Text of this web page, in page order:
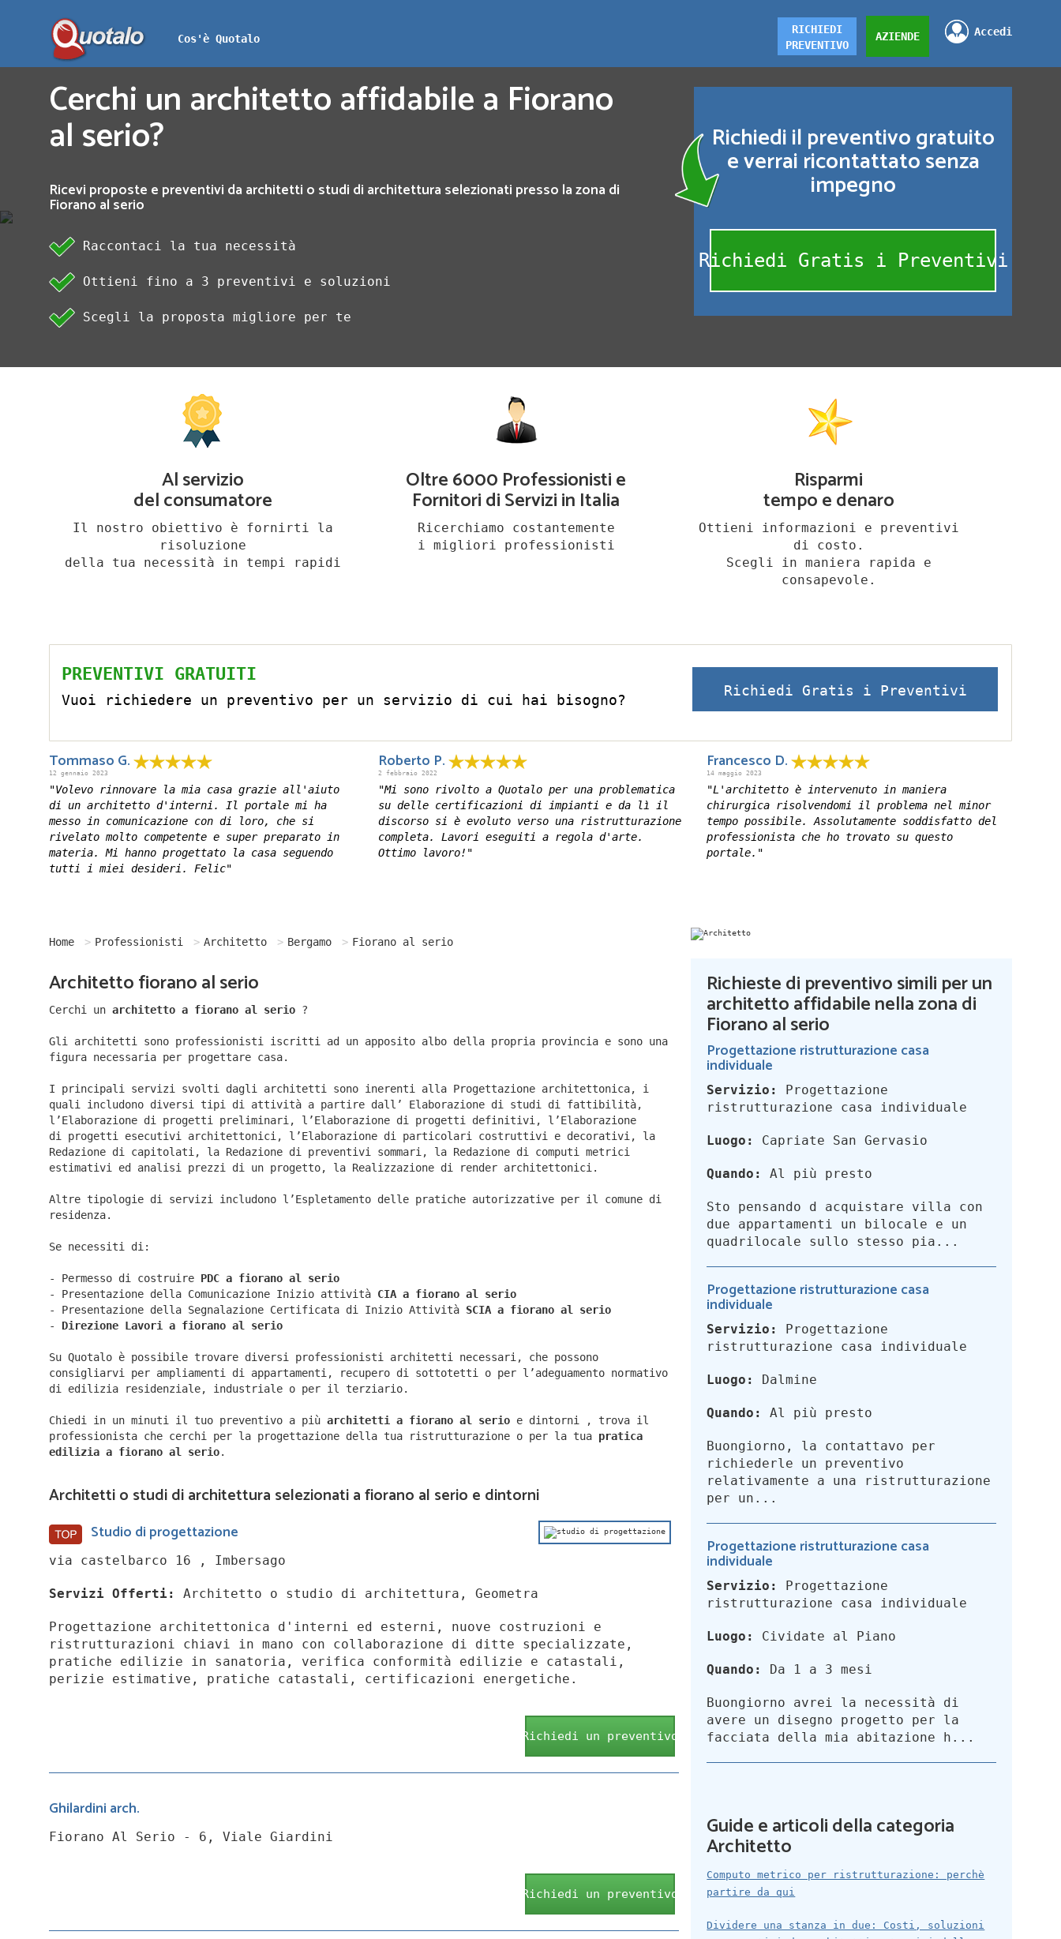
Cos'è Quotalo
Accedi
AZIENDE
RICHIEDI
PREVENTIVO
Cerchi un architetto affidabile a Fiorano
al serio?
Ricevi proposte e preventivi da architetti o studi di architettura selezionati presso la zona di
Fiorano al serio
Raccontaci la tua necessità
Ottieni fino a 3 preventivi e soluzioni
Scegli la proposta migliore per te
Richiedi il preventivo gratuito
e verrai ricontattato senza
impegno
Richiedi Gratis i Preventivi
Al servizio
del consumatore
Il nostro obiettivo è fornirti la
risoluzione
della tua necessità in tempi rapidi
Oltre 6000 Professionisti e
Fornitori di Servizi in Italia
Ricerchiamo costantemente
i migliori professionisti
Risparmi
tempo e denaro
Ottieni informazioni e preventivi
di costo.
Scegli in maniera rapida e
consapevole.
PREVENTIVI GRATUITI
Vuoi richiedere un preventivo per un servizio di cui hai bisogno?
Richiedi Gratis i Preventivi
Tommaso G.
12 gennaio 2023
"Volevo rinnovare la mia casa grazie all'aiuto
di un architetto d'interni. Il portale mi ha
messo in comunicazione con di loro, che si
rivelato molto competente e super preparato in
materia. Mi hanno progettato la casa seguendo
tutti i miei desideri. Felic"
Roberto P.
2 febbraio 2022
"Mi sono rivolto a Quotalo per una problematica
su delle certificazioni di impianti e da lì il
discorso si è evoluto verso una ristrutturazione
completa. Lavori eseguiti a regola d'arte.
Ottimo lavoro!"
Francesco D.
14 maggio 2023
"L'architetto è intervenuto in maniera
chirurgica risolvendomi il problema nel minor
tempo possibile. Assolutamente soddisfatto del
professionista che ho trovato su questo
portale."
Home Professionisti Architetto Bergamo Fiorano al serio
Architetto fiorano al serio
Cerchi un architetto a fiorano al serio ?
Gli architetti sono professionisti iscritti ad un apposito albo della propria provincia e sono una
figura necessaria per progettare casa.
I principali servizi svolti dagli architetti sono inerenti alla Progettazione architettonica, i
quali includono diversi tipi di attività a partire dall’ Elaborazione di studi di fattibilità,
l’Elaborazione di progetti preliminari, l’Elaborazione di progetti definitivi, l’Elaborazione
di progetti esecutivi architettonici, l’Elaborazione di particolari costruttivi e decorativi, la
Redazione di capitolati, la Redazione di preventivi sommari, la Redazione di computi metrici
estimativi ed analisi prezzi di un progetto, la Realizzazione di render architettonici.
Altre tipologie di servizi includono l’Espletamento delle pratiche autorizzative per il comune di
residenza.
Se necessiti di:
- Permesso di costruire PDC a fiorano al serio
- Presentazione della Comunicazione Inizio attività CIA a fiorano al serio
- Presentazione della Segnalazione Certificata di Inizio Attività SCIA a fiorano al serio
- Direzione Lavori a fiorano al serio
Su Quotalo è possibile trovare diversi professionisti architetti necessari, che possono
consigliarvi per ampliamenti di appartamenti, recupero di sottotetti o per l’adeguamento normativo
di edilizia residenziale, industriale o per il terziario.
Chiedi in un minuti il tuo preventivo a più architetti a fiorano al serio e dintorni ,
trova il
professionista che cerchi per la progettazione della tua ristrutturazione o per la tua pratica
edilizia a fiorano al serio.
Architetti o studi di architettura selezionati a fiorano al serio e dintorni
Studio di progettazione
via castelbarco 16 , Imbersago
Servizi Offerti: Architetto o studio di architettura, Geometra
Progettazione architettonica d'interni ed esterni, nuove costruzioni e
ristrutturazioni chiavi in mano con collaborazione di ditte specializzate,
pratiche edilizie in sanatoria, verifica conformità edilizie e catastali,
perizie estimative, pratiche catastali, certificazioni energetiche.
Richiedi un preventivo
Ghilardini arch.
Fiorano Al Serio - 6, Viale Giardini
Richiedi un preventivo
Richieste di preventivo simili per un
architetto affidabile nella zona di
Fiorano al serio
Progettazione ristrutturazione casa
individuale
Servizio:
Progettazione
ristrutturazione casa individuale
Luogo: Capriate San Gervasio
Quando: Al più presto
Sto pensando d acquistare villa con
due appartamenti un bilocale e un
quadrilocale sullo stesso pia...
Progettazione ristrutturazione casa
individuale
Servizio:
Progettazione
ristrutturazione casa individuale
Luogo: Dalmine
Quando: Al più presto
Buongiorno, la contattavo per
richiederle un preventivo
relativamente a una ristrutturazione
per un...
Progettazione ristrutturazione casa
individuale
Servizio:
Progettazione
ristrutturazione casa individuale
Luogo: Cividate al Piano
Quando: Da 1 a 3 mesi
Buongiorno avrei la necessità di
avere un disegno progetto per la
facciata della mia abitazione h...
Guide e articoli della categoria
Architetto
Computo metrico per ristrutturazione: perchè
partire da qui
Dividere una stanza in due: Costi, soluzioni